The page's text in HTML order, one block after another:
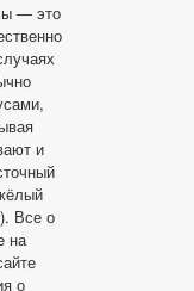
— это
и
Все о
на
о